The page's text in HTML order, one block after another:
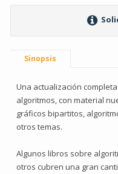
Sinopsis
Una actualización
algoritmos, con material
gráficos bipartitos,
otros temas.
Algunos libros sobre
otros cubren una gran